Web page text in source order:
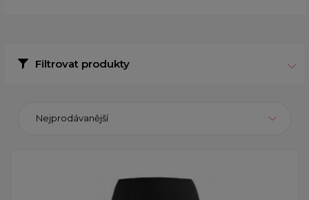
Filtrovat produkty
Nejprodávanější